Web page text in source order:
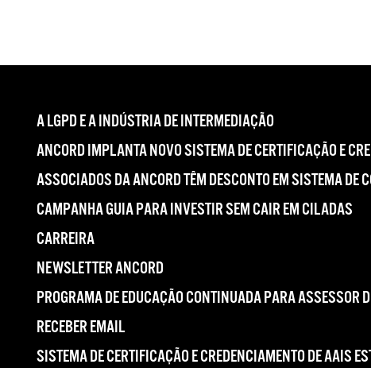
A LGPD E A INDÚSTRIA DE INTERMEDIAÇÃO
ANCORD IMPLANTA NOVO SISTEMA DE CERTIFICAÇÃO E
ASSOCIADOS DA ANCORD TÊM DESCONTO EM SISTEMA
CAMPANHA GUIA PARA INVESTIR SEM CAIR EM CILADAS
CARREIRA
NEWSLETTER ANCORD
PROGRAMA DE EDUCAÇÃO CONTINUADA PARA ASSESSOR
RECEBER EMAIL
SISTEMA DE CERTIFICAÇÃO E CREDENCIAMENTO DE AAIS